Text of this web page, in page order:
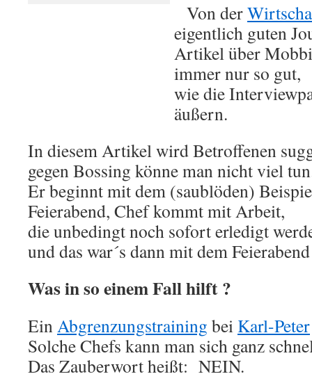
Von der
eigentlich guten
Artikel über
immer nur so gut,
wie die
äußern.
In diesem Artikel wird Betroffenen
gegen Bossing könne man nicht viel
Er beginnt mit dem (saublöden)
Feierabend, Chef kommt mit Arbeit,
die unbedingt noch sofort erledigt
und das war´s dann mit dem
Was in so einem Fall hilft ?
EinAbgrenzungstraining bei Karl-Peter
Solche Chefs kann man sich ganz
Das Zauberwort heißt: NEIN.